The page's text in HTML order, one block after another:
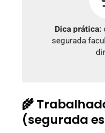
Dica prática:
segurada
🌾
(segurada